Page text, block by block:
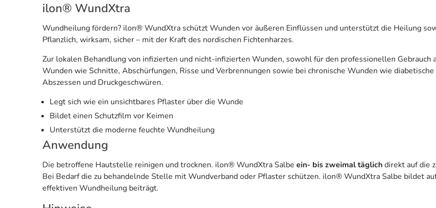
ilon® WundXtra
Wundheilung fördern? ilon® WundXtra schützt Wunden vor äußeren Einflüssen und unterstützt die Heilung
Pflanzlich, wirksam, sicher – mit der Kraft des nordischen Fichtenharzes.
Zur lokalen Behandlung von infizierten und nicht-infizierten Wunden, sowohl für den professionellen Gebrauch
Wunden wie Schnitte, Abschürfungen, Risse und Verbrennungen sowie bei chronische Wunden wie
Abszessen und Druckgeschwüren.
Legt sich wie ein unsichtbares Pflaster über die Wunde
Bildet einen Schutzfilm vor Keimen
Unterstützt die moderne feuchte Wundheilung
Anwendung
Die betroffene Hautstelle reinigen und trocknen. ilon® WundXtra Salbe ein- bis zweimal täglichdirekt auf die
Bei Bedarf die zu behandelnde Stelle mit Wundverband oder Pflaster schützen. ilon® WundXtra Salbe bildet
effektiven Wundheilung beiträgt.